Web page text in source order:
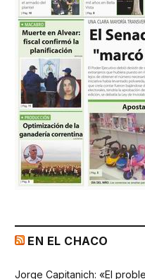
EN EL CHACO
Jorge Capitanich: «El